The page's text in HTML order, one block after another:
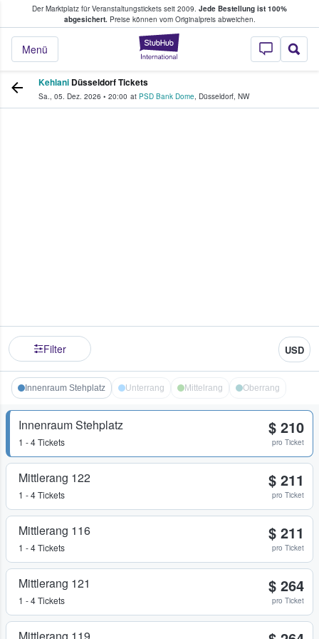
Der Marktplatz für Veranstaltungstickets seit 2009. Jede Bestellung ist 100%
abgesichert.Preise können vom Originalpreis abweichen.
StubHub - Wo
Menü
Tickets kaufen & verkaufen
Kehlani Düsseldorf Tickets
Sa., 05. Dez. 2026 • 20:00 at PSD Bank Dome, Düsseldorf, NW
Filter USD
Innenraum Stehplatz Unterrang Mittelrang Oberrang
Innenraum Stehplatz
1 - 4 Tickets
$ 210
pro Ticket
Mittlerang 122
1 - 4 Tickets
$ 211
pro Ticket
Mittlerang 116
1 - 4 Tickets
$ 211
pro Ticket
Mittlerang 121
1 - 4 Tickets
$ 264
pro Ticket